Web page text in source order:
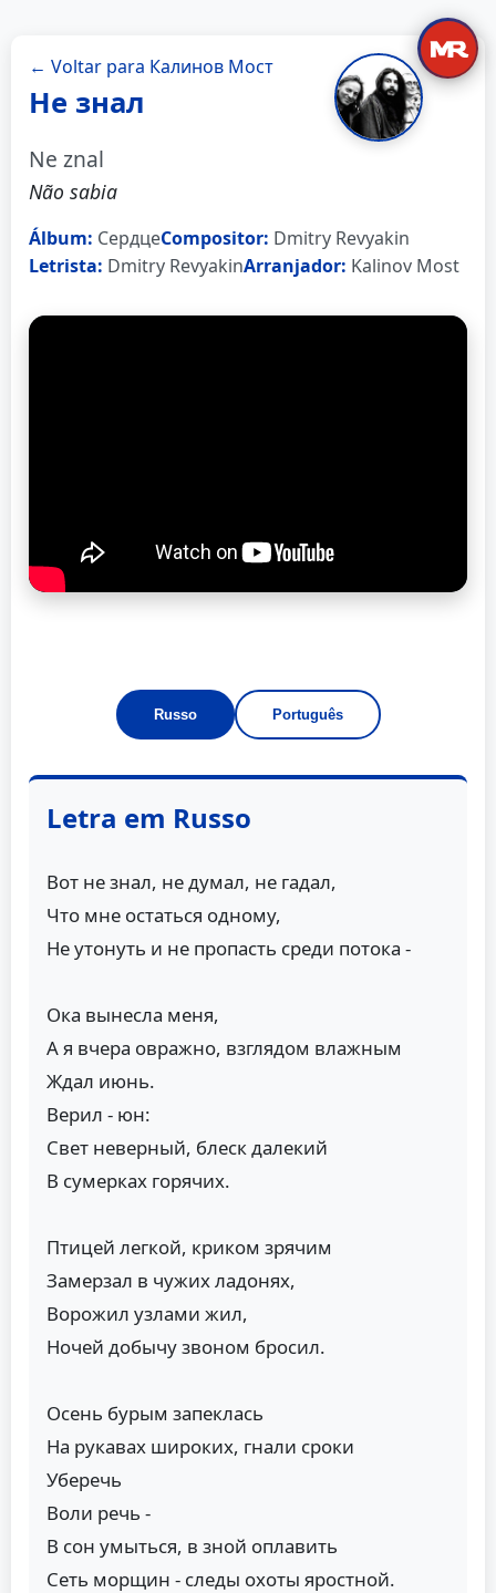
← Voltar para Калинов Мост
Не знал
Ne znal
Não sabia
Álbum: СердцеCompositor: Dmitry Revyakin
Letrista: Dmitry RevyakinArranjador: Kalinov Most
Russo Português
Letra em Russo
Вот не знал, не думал, не гадал,
Что мне остаться одному,
Не утонуть и не пропасть среди потока -
Ока вынесла меня,
А я вчера овражно, взглядом влажным
Ждал июнь.
Верил - юн:
Свет неверный, блеск далекий
В сумерках горячих.
Птицей легкой, криком зрячим
Замерзал в чужих ладонях,
Ворожил узлами жил,
Ночей добычу звоном бросил.
Осень бурым запеклась
На рукавах широких, гнали сроки
Уберечь
Воли речь -
В сон умыться, в зной оплавить
Сеть морщин - следы охоты яростной.